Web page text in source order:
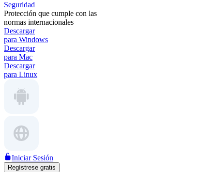
Seguridad
Protección que cumple con las
normas internacionales
Descargar
para Windows
Descargar
para Mac
Descargar
para Linux
Iniciar Sesión
Regístrese gratis